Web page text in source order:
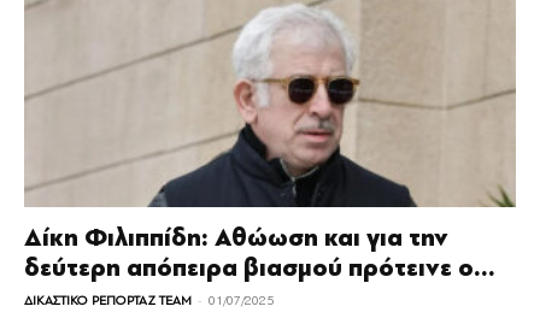
Δίκη Φιλιππίδη: Αθώωση και για την
δεύτερη απόπειρα βιασμού πρότεινε ο...
ΔΙΚΑΣΤΙΚΟ ΡΕΠΟΡΤΑΖ TEAM - 01/07/2025